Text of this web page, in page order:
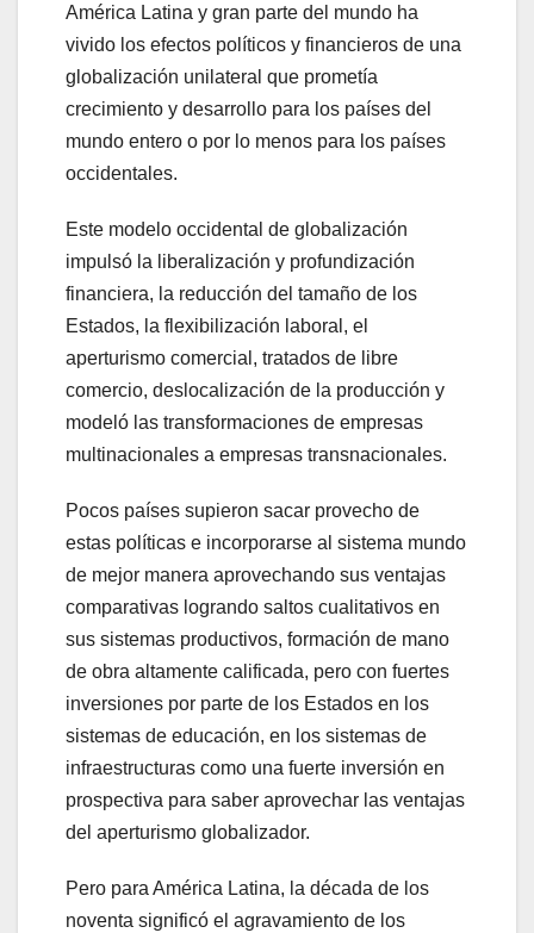
América Latina y gran parte del mundo ha
vivido los efectos políticos y financieros de una
globalización unilateral que prometía
crecimiento y desarrollo para los países del
mundo entero o por lo menos para los países
occidentales.
Este modelo occidental de globalización
impulsó la liberalización y profundización
financiera, la reducción del tamaño de los
Estados, la flexibilización laboral, el
aperturismo comercial, tratados de libre
comercio, deslocalización de la producción y
modeló las transformaciones de empresas
multinacionales a empresas transnacionales.
Pocos países supieron sacar provecho de
estas políticas e incorporarse al sistema mundo
de mejor manera aprovechando sus ventajas
comparativas logrando saltos cualitativos en
sus sistemas productivos, formación de mano
de obra altamente calificada, pero con fuertes
inversiones por parte de los Estados en los
sistemas de educación, en los sistemas de
infraestructuras como una fuerte inversión en
prospectiva para saber aprovechar las ventajas
del aperturismo globalizador.
Pero para América Latina, la década de los
noventa significó el agravamiento de los